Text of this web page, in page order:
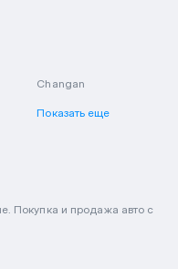
Changan
Показать еще
Покупка и продажа авто с